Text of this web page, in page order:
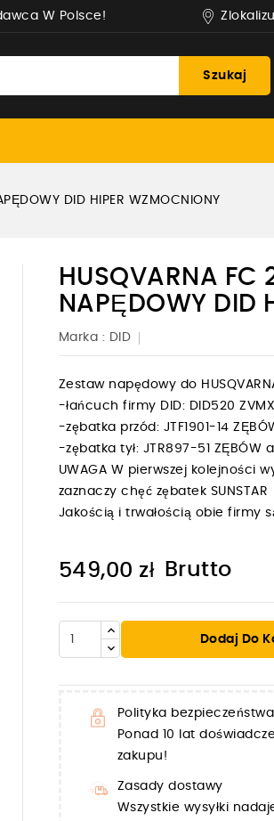
W Polsce!
Szukaj
DID HIPER WZMOCNIONY
HUSQVARNA
NAPĘDOWY DID
Marka : DID
Zestaw napędowy do
-łańcuch firmy DID: DID520 ZVMX
-zębatka przód: JTF1901-14
-zębatka tył: JTR897-51 ZĘBÓW
UWAGA W pierwszej kolejności
zaznaczy chęć zębatek SUNSTAR
Jakością i trwałością obie
549,00 zł Brutto
Dodaj Do
Polityka bezpieczeństwa
Ponad 10 lat
zakupu!
Zasady dostawy
Wszystkie wysyłki